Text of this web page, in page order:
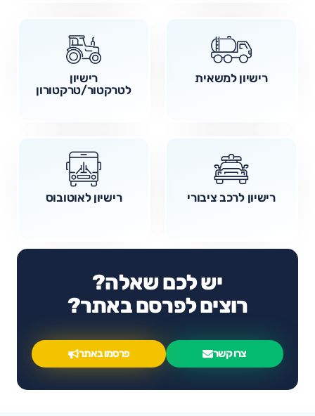
רישיון למשאית
רישיון
לטרקטור/טרקטורון
רישיון לרכב ציבורי רישיון לאוטובוס
יש לכם שאלה?
רוצים לפרסם באתר?
צרו קשר פרסמו באתר